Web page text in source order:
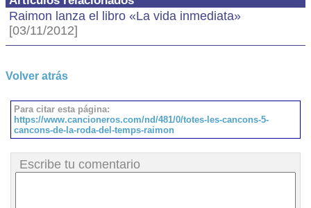
Raimon lanza el libro «La vida inmediata»
[03/11/2012]
Volver atrás
Para citar esta página:
https://www.cancioneros.com/nd/481/0/totes-les-cancons-5-
cancons-de-la-roda-del-temps-raimon
Escribe tu comentario